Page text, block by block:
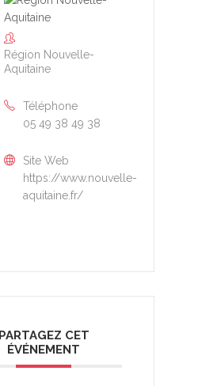
Région Nouvelle-
Aquitaine
Téléphone
05 49 38 49 38
Site Web
https://www.nouvelle-
aquitaine.fr/
PARTAGEZ CET
ÉVÉNEMENT